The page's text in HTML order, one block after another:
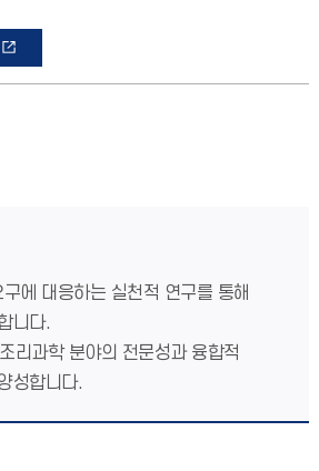
에 대응하는 실천적 연구를 통해
니다.
리과학 분야의 전문성과 융합적
성합니다.